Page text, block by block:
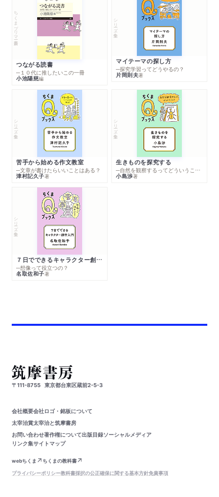
ちくまプリマー新書
つながる読書
─１０代に推したいこの一冊
小池陽慈編
シリーズ・全集
マイテーマの探し方
─探究学習ってどうやるの？
片岡則夫著
シリーズ・全集
苦手から始める作文教室
─文章が書けたらいいことはある？
津村記久子著
シリーズ・全集
生きものを探究する
─自然を観察するってどういうこと？
小島渉著
シリーズ・全集
７日でできるキャラクター創作入門
─想像って役立つの？
名取佐和子著
〒111-8755 東京都台東区蔵前2-5-3
会社概要会社ロゴ・銘板について
太宰治賞太宰治と筑摩書房
お問い合わせ著作権について出版目録ソーシャルメディア
リンク集サイトマップ
webちくま
ちくまの教科書
プライバシーポリシー教科書採択の公正確保に関する基本方針免責事項